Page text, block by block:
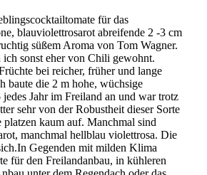
für das
blauviolettrosarot abreifende 2 -3 cm
süßem Aroma von Tom Wagner.
sonst eher von Chili gewohnt.
bei reicher, früher und lange
baute die 2 m hohe, wüchsige
jedes Jahr im Freiland an und war trotz
sehr von der Robustheit dieser Sorte
platzen kaum auf. Manchmal sind
manchmal hellblau violettrosa. Die
Gegenden mit milden Klima
für den Freilandanbau, in kühleren